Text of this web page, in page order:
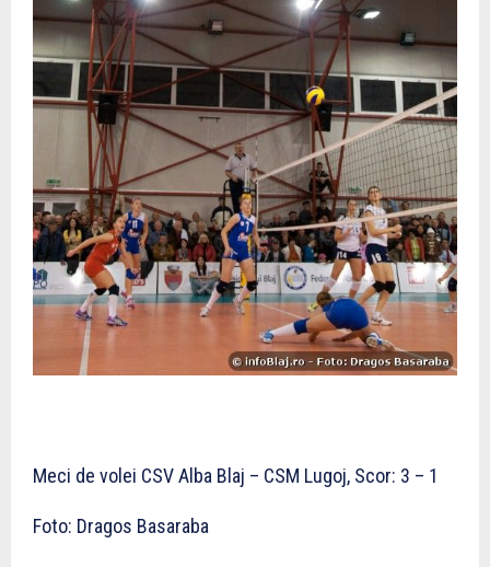
Meci de volei CSV Alba Blaj – CSM Lugoj, Scor: 3 – 1
Foto: Dragos Basaraba